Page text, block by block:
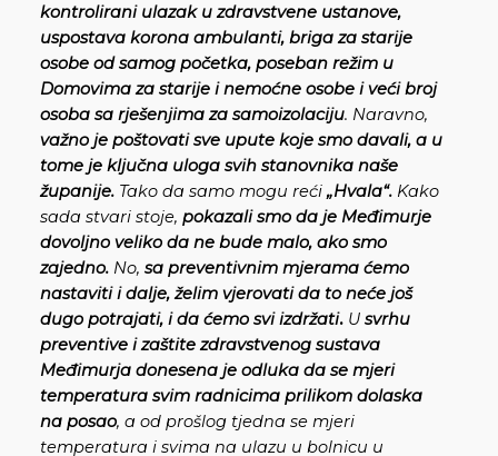
kontrolirani ulazak u zdravstvene ustanove,
uspostava korona ambulanti, briga za starije
osobe od samog početka, poseban režim u
Domovima za starije i nemoćne osobe i veći broj
osoba sa rješenjima za samoizolaciju. Naravno,
važno je poštovati sve upute koje smo davali, a u
tome je ključna uloga svih stanovnika naše
županije. Tako da samo mogu reći „Hvala“. Kako
sada stvari stoje, pokazali smo da je Međimurje
dovoljno veliko da ne bude malo, ako smo
zajedno. No, sa preventivnim mjerama ćemo
nastaviti i dalje, želim vjerovati da to neće još
dugo potrajati, i da ćemo svi izdržati. U svrhu
preventive i zaštite zdravstvenog sustava
Međimurja donesena je odluka da se mjeri
temperatura svim radnicima prilikom dolaska
na posao, a od prošlog tjedna se mjeri
temperatura i svima na ulazu u bolnicu u